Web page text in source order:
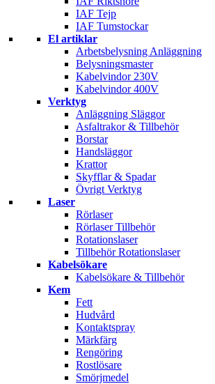
IAF Tejp
IAF Tumstockar
El artiklar
Arbetsbelysning Anläggning
Belysningsmaster
Kabelvindor 230V
Kabelvindor 400V
Verktyg
Anläggning Släggor
Asfaltrakor & Tillbehör
Borstar
Handsläggor
Krattor
Skyfflar & Spadar
Övrigt Verktyg
Laser
Rörlaser
Rörlaser Tillbehör
Rotationslaser
Tillbehör Rotationslaser
Kabelsökare
Kabelsökare & Tillbehör
Kem
Fett
Hudvård
Kontaktspray
Märkfärg
Rengöring
Rostlösare
Smörjmedel